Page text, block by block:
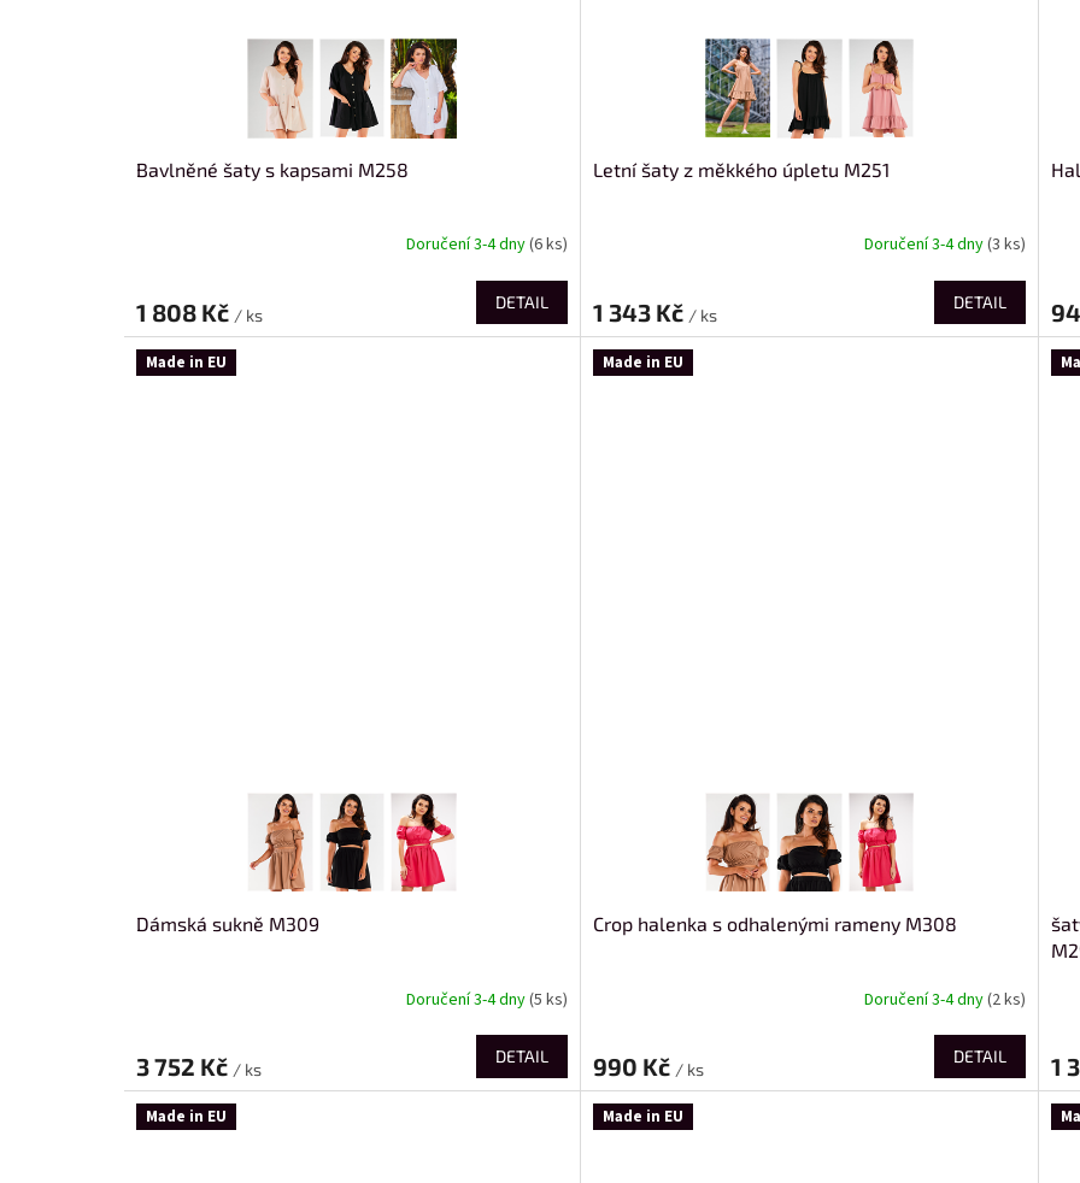
Bavlněné šaty s kapsami M258
Doručení 3-4 dny(6 ks)
1 808 Kč / ks
DETAIL
Letní šaty z měkkého úpletu M251
Doručení 3-4 dny(3 ks)
1 343 Kč / ks
DETAIL
Made in EU
Dámská sukně M309
Doručení 3-4 dny(5 ks)
3 752 Kč / ks
DETAIL
Made in EU
Crop halenka s odhalenými rameny M308
Doručení 3-4 dny(2 ks)
990 Kč / ks
DETAIL 1
Made in EU Made in EU